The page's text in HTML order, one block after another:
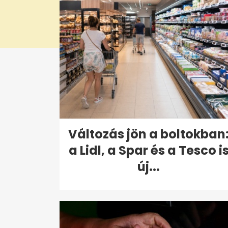
Változás jön a boltokban:
a Lidl, a Spar és a Tesco is
új...